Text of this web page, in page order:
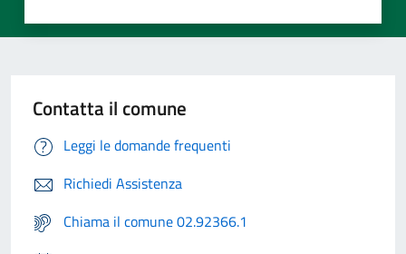
Contatta il comune
Leggi le domande frequenti
Richiedi Assistenza
Chiama il comune 02.92366.1